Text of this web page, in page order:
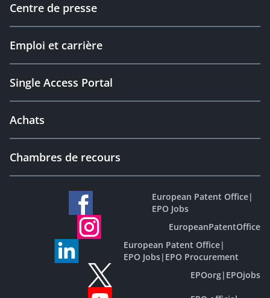
Centre de presse
Emploi et carrière
Single Access Portal
Achats
Chambres de recours
European Patent Office|
EPO Jobs
EuropeanPatentOffice
European Patent Office|
EPO Jobs| EPO Procurement
EPOorg| EPOjobs